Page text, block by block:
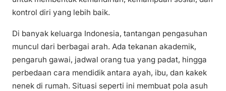
kontrol diri yang lebih baik.
Di banyak keluarga Indonesia, tantangan pengasuhan
muncul dari berbagai arah. Ada tekanan akademik,
pengaruh gawai, jadwal orang tua yang padat, hingga
perbedaan cara mendidik antara ayah, ibu, dan kakek
nenek di rumah. Situasi seperti ini membuat pola asuh